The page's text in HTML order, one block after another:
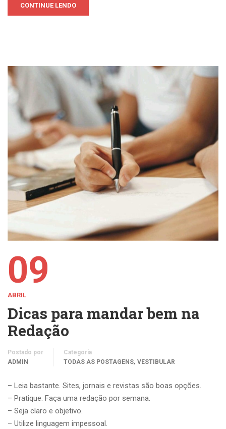
CONTINUE LENDO
09
ABRIL
Dicas para mandar bem na
Redação
Postado por
ADMIN
Categoria
TODAS AS POSTAGENS, VESTIBULAR
– Leia bastante. Sites, jornais e revistas são boas opções.
– Pratique. Faça uma redação por semana.
– Seja claro e objetivo.
– Utilize linguagem impessoal.